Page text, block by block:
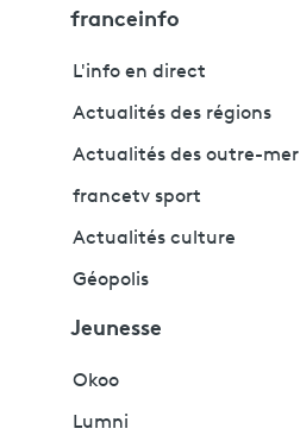
franceinfo
L'info en direct
Actualités des régions
Actualités des outre-mer
francetv sport
Actualités culture
Géopolis
Jeunesse
Okoo
Lumni